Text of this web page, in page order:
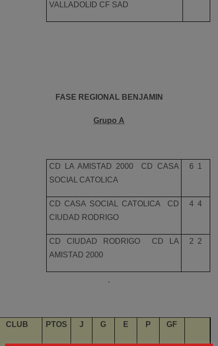
VALLADOLID CF SAD
FASE REGIONAL BENJAMIN
Grupo A
CD LA AMISTAD 2000  CD CASA
SOCIAL CATOLICA
6  1
CD CASA SOCIAL CATOLICA  CD
CIUDAD RODRIGO
4  4
CD CIUDAD RODRIGO  CD LA
AMISTAD 2000
2  2
CLUB PTOS J G E P GF